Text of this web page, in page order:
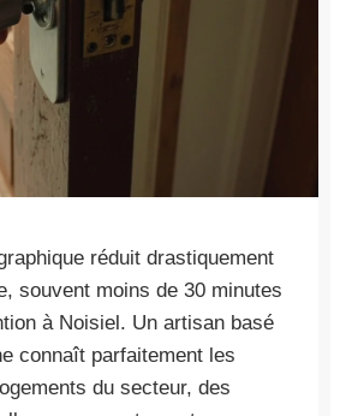
réduit drastiquement
souvent moins de 30 minutes
à Noisiel. Un artisan basé
connaît parfaitement les
du secteur, des